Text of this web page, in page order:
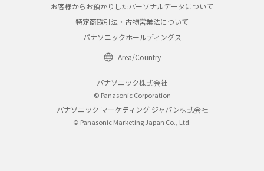
お客様からお預かりしたパーソナルデータについて
特定商取引法・古物営業法について
パナソニックホールディングス
Area/Country
パナソニック株式会社
© Panasonic Corporation
パナソニック マーケティング ジャパン株式会社
© Panasonic Marketing Japan Co., Ltd.